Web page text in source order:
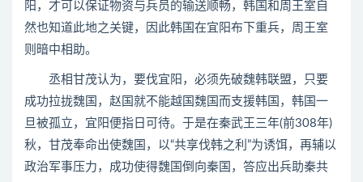
阳，才可以保证物资与兵员的输送顺畅，韩国和周王室自
然也知道此地之关键，因此韩国在宜阳布下重兵，周王室
则暗中相助。
丞相甘茂认为，要伐宜阳，必须先破魏韩联盟，只要
成功拉拢魏国，赵国就不能越国魏国而支援韩国，韩国一
旦被孤立，宜阳便指日可待。于是在秦武王三年(前308年)
秋，甘茂奉命出使魏国，以“共享伐韩之利”为诱饵，再辅以
政治军事压力，成功使得魏国倒向秦国，答应出兵助秦共